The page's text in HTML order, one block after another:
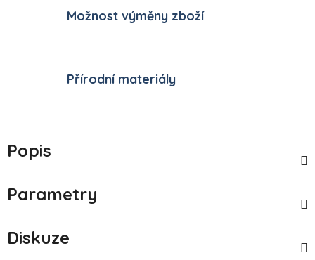
Možnost výměny zboží
Přírodní materiály
Popis
Parametry
Diskuze